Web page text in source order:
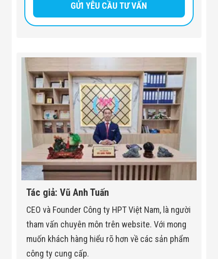
Tác giả: Vũ Anh Tuấn
CEO và Founder Công ty HPT Việt Nam, là người
tham vấn chuyên môn trên website. Với mong
muốn khách hàng hiểu rõ hơn về các sản phẩm
công ty cung cấp.